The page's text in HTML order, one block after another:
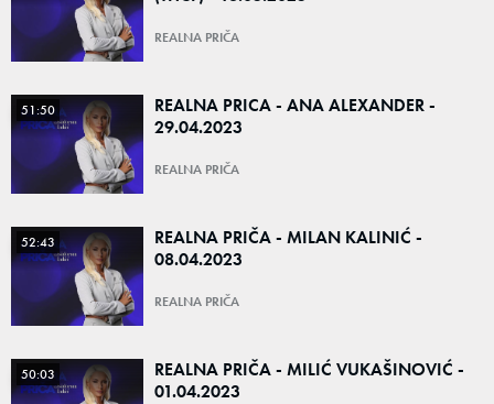
REALNA PRIČA
51:50
REALNA PRICA - ANA ALEXANDER -
29.04.2023
REALNA PRIČA
52:43
REALNA PRIČA - MILAN KALINIĆ -
08.04.2023
REALNA PRIČA
50:03
REALNA PRIČA - MILIĆ VUKAŠINOVIĆ -
01.04.2023